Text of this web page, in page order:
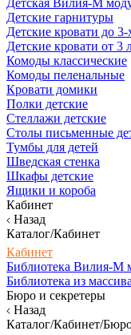
Детская Вилия-М
Детские гарнитуры
Детские кровати до 3-
Детские кровати от 3
Комоды классические
Комоды пеленальные
Кровати домики
Полки детские
Стеллажи детские
Столы письменные
Тумбы для детей
Шведская стенка
Шкафы детские
Ящики и короба
Кабинет
Назад
Каталог/Кабинет
Кабинет
Библиотека Вилия-М
Библиотека из массива
Бюро и секретеры
Назад
Каталог/Кабинет/